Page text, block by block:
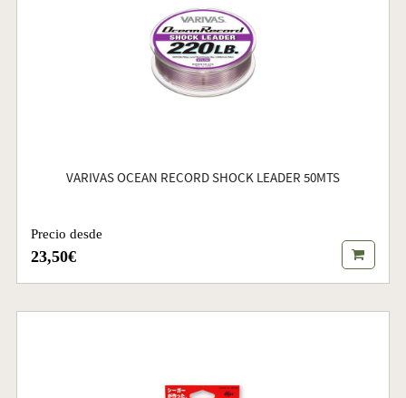
VARIVAS OCEAN RECORD SHOCK LEADER 50MTS
Precio desde
23,50€